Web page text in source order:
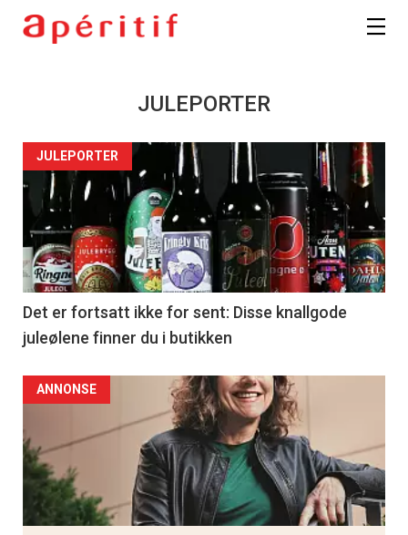
JULEPORTER
JULEPORTER
Det er fortsatt ikke for sent: Disse knallgode
juleølene finner du i butikken
ANNONSE